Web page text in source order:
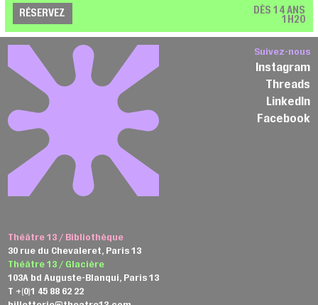
RÉSERVEZ
DÈS 14 ANS
1H20
Théâtre 13 / Bibliothèque
30 rue du Chevaleret, Paris 13
Théâtre 13 / Glacière
103A bd Auguste-Blanqui, Paris 13
T +(0)1 45 88 62 22
Suivez-nous
Instagram
Threads
LinkedIn
Facebook